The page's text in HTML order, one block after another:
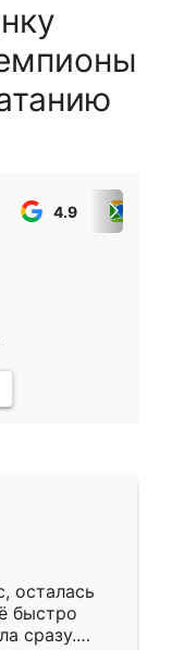
4.9
осталась
быстро
сразу.